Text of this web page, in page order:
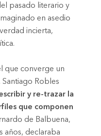
pasado literario y
en asedio
incierta,
que converge un
Robles
y re-trazar la
que componen
de Balbuena,
años, declaraba